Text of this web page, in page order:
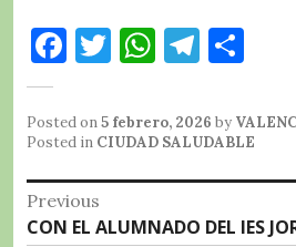
F
c
e
b
o
T
it
te
r
W
at
s
A
p
T
e
g
r
a
m
p
a
rt
Posted on5 febrero, 2026 by
Posted in CIUDAD SALUDABLE
Navegación
Previous
Previous
CON EL ALUMNADO DEL IES